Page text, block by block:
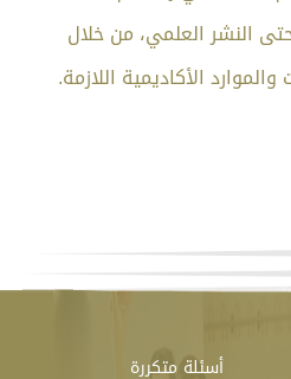
النشر العلمي، من خلال
الأكاديمية اللازمة.
أسئلة متكررة